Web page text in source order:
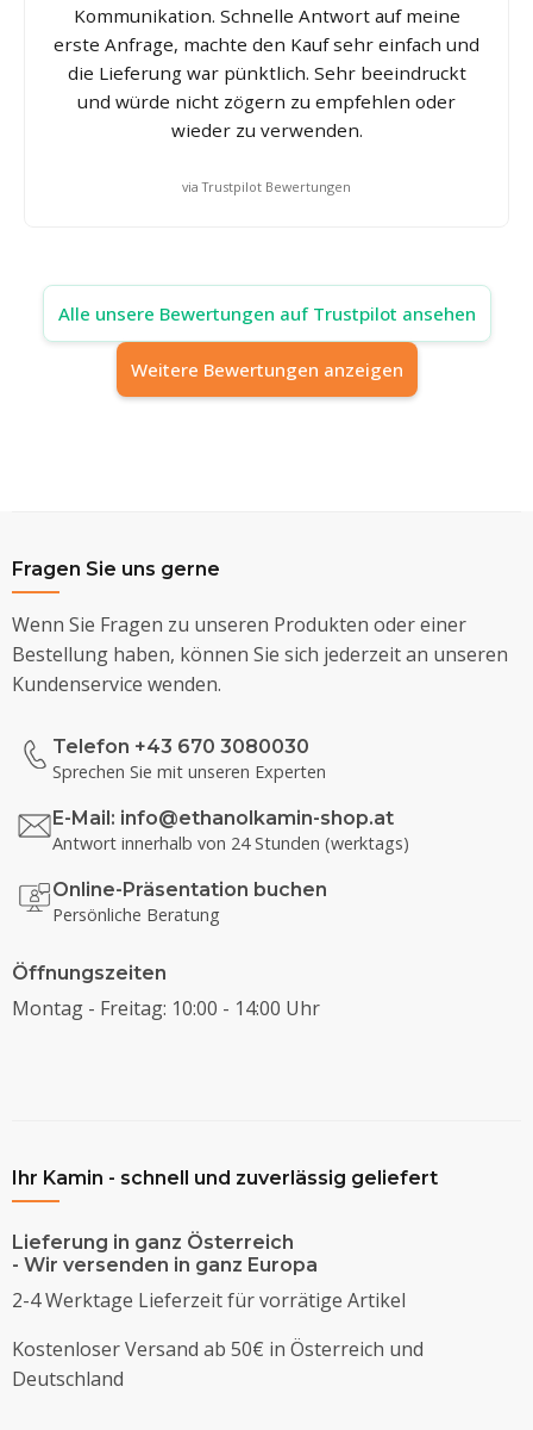
Kommunikation. Schnelle Antwort auf meine
erste Anfrage, machte den Kauf sehr einfach und
die Lieferung war pünktlich. Sehr beeindruckt
und würde nicht zögern zu empfehlen oder
wieder zu verwenden.
via Trustpilot Bewertungen
Alle unsere Bewertungen auf Trustpilot ansehen
Weitere Bewertungen anzeigen
Fragen Sie uns gerne
Wenn Sie Fragen zu unseren Produkten oder einer
Bestellung haben, können Sie sich jederzeit an unseren
Kundenservice wenden.
Telefon +43 670 3080030
Sprechen Sie mit unseren Experten
E-Mail: info@ethanolkamin-shop.at
Antwort innerhalb von 24 Stunden (werktags)
Online-Präsentation buchen
Persönliche Beratung
Öffnungszeiten
Montag - Freitag: 10:00 - 14:00 Uhr
Ihr Kamin - schnell und zuverlässig geliefert
Lieferung in ganz Österreich
- Wir versenden in ganz Europa
2-4 Werktage Lieferzeit für vorrätige Artikel
Kostenloser Versand ab 50€ in Österreich und
Deutschland